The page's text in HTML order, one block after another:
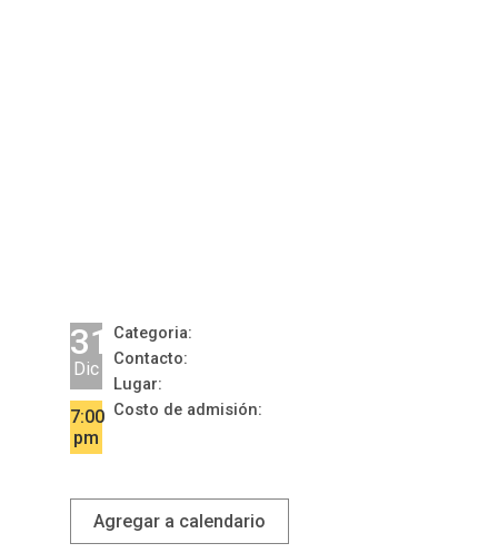
31
Dic
7:00
pm
Categoria:
Contacto:
Lugar:
Costo de admisión:
Agregar a calendario